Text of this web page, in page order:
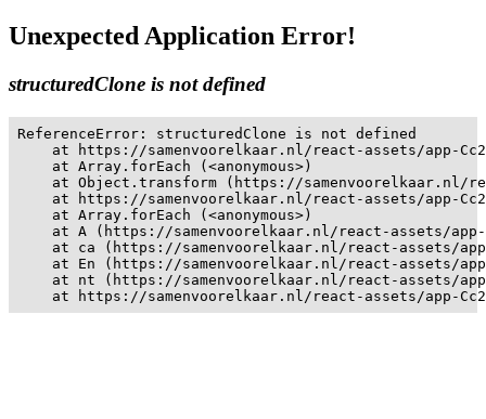
Unexpected Application Error!
structuredClone is not defined
ReferenceError: structuredClone is not defined
at https://samenvoorelkaar.nl/react-assets/app-
    at Array.forEach (<anonymous>)
at Object.transform (https://samenvoorelkaar.nl/
at https://samenvoorelkaar.nl/react-assets/app-
    at Array.forEach (<anonymous>)
at A (https://samenvoorelkaar.nl/react-assets/
at ca (https://samenvoorelkaar.nl/react-assets/
at En (https://samenvoorelkaar.nl/react-assets/
at nt (https://samenvoorelkaar.nl/react-assets/
at https://samenvoorelkaar.nl/react-assets/app-